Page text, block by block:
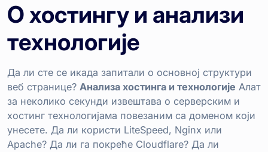
О хостингу и анализи
технологије
Да ли сте се икада запитали о основној структури
веб странице? Анализа хостинга и технологије Алат
за неколико секунди извештава о серверским и
хостинг технологијама повезаним са доменом који
унесете. Да ли користи LiteSpeed, Nginx или
Apache? Да ли га покреће Cloudflare? Да ли